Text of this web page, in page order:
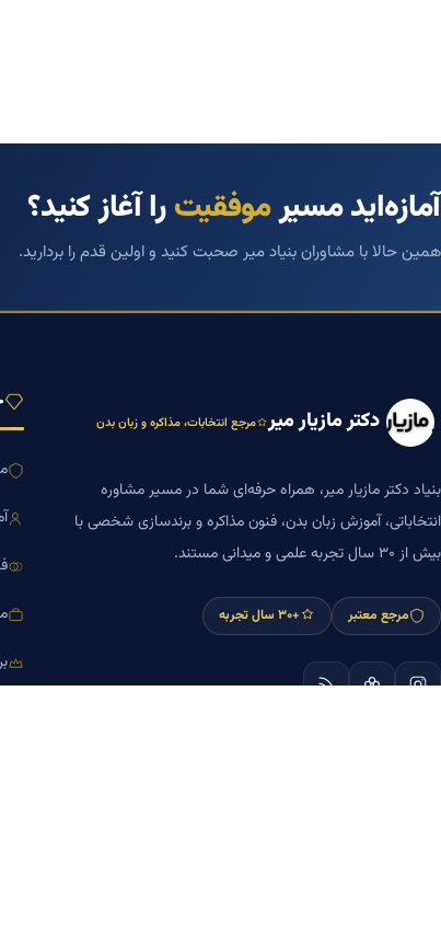
آمازه‌اید مسیرموفقیترا آغاز کنید؟
همین حالا با مشاوران بنیاد میر صحبت کنید و اولین قدم را بردارید.
دکتر مازیار میر مرجع انتخابات، مذاکره و زبان بدن
بنیاد دکتر مازیار میر، همراه حرفه‌ای شما در مسیر مشاوره
انتخاباتی، آموزش زبان بدن، فنون مذاکره و برندسازی شخصی با
بیش از ۳۰ سال تجربه علمی و میدانی مستند.
مرجع معتبر +۳۰ سال تجربه